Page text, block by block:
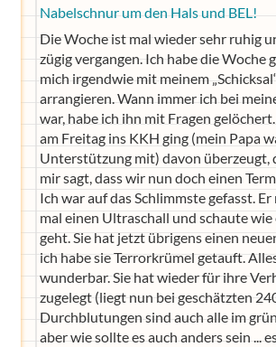
Nabelschnur um den Hals und BEL!
Die Woche ist mal wieder sehr ruhig
zügig vergangen. Ich habe die Woche
mich irgendwie mit meinem
arrangieren. Wann immer ich bei
war, habe ich ihn mit Fragen
am Freitag ins KKH ging (mein Papa
Unterstützung mit) davon überzeugt,
mir sagt, dass wir nun doch einen
Ich war auf das Schlimmste gefasst.
mal einen Ultraschall und schaute wie
geht. Sie hat jetzt übrigens einen
ich habe sie Terrorkrümel getauft.
wunderbar. Sie hat wieder für ihre
zugelegt (liegt nun bei geschätzten
Durchblutungen sind auch alle im
aber wie sollte es auch anders sein ...